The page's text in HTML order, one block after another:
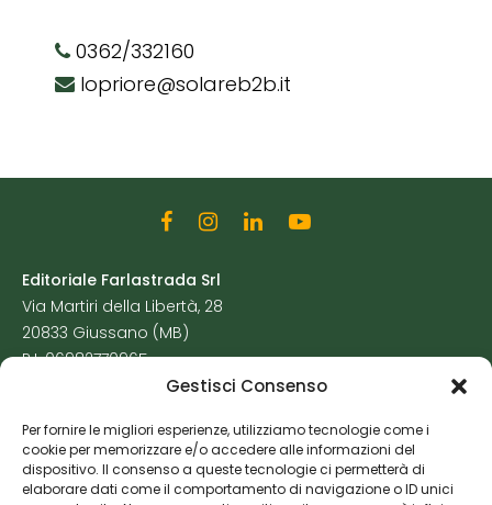
Gestisci Consenso
Per fornire le migliori esperienze, utilizziamo tecnologie come i
cookie per memorizzare e/o accedere alle informazioni del
dispositivo. Il consenso a queste tecnologie ci permetterà di
elaborare dati come il comportamento di navigazione o ID unici
0362/332160
lopriore@solareb2b.it
Editoriale Farlastrada Srl
Via Martiri della Libertà, 28
20833 Giussano (MB)
P.I. 06982770965
Cookie Policy
Risorse Aggiuntive